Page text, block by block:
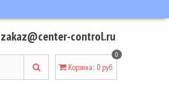
zakaz@center-control.ru
Корзина:
0
0 руб